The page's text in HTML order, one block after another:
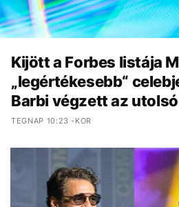
Kijött a Forbes listája
„legértékesebb“
Barbi végzett az
TEGNAP 10:23 -KOR